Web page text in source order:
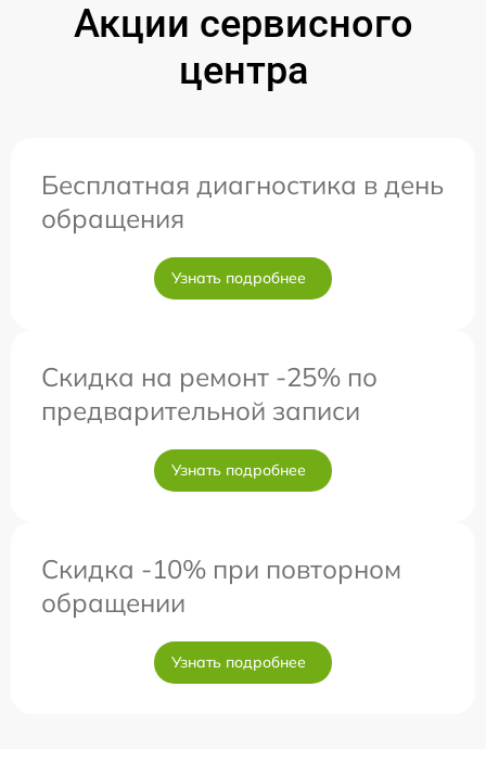
Акции сервисного
центра
Бесплатная диагностика в день
обращения
Узнать подробнее
Скидка на ремонт -25% по
предварительной записи
Узнать подробнее
Скидка -10% при повторном
обращении
Узнать подробнее